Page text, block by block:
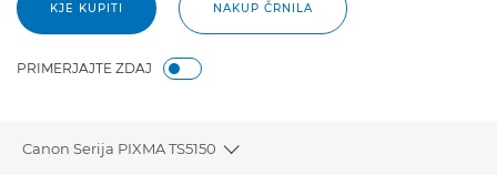
KJE KUPITI NAKUP ČRNILA
PRIMERJAJTE ZDAJ
Canon Serija PIXMA TS5150
Toggle breadcrumbs